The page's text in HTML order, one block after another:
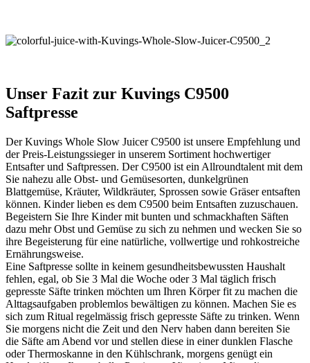
Unser Fazit zur Kuvings C9500
Saftpresse
Der Kuvings Whole Slow Juicer C9500 ist unsere Empfehlung und
der Preis-Leistungssieger in unserem Sortiment hochwertiger
Entsafter und Saftpressen. Der C9500 ist ein Allroundtalent mit dem
Sie nahezu alle Obst- und Gemüsesorten, dunkelgrünen
Blattgemüse, Kräuter, Wildkräuter, Sprossen sowie Gräser entsaften
können. Kinder lieben es dem C9500 beim Entsaften zuzuschauen.
Begeistern Sie Ihre Kinder mit bunten und schmackhaften Säften
dazu mehr Obst und Gemüse zu sich zu nehmen und wecken Sie so
ihre Begeisterung für eine natürliche, vollwertige und rohkostreiche
Ernährungsweise.
Eine Saftpresse sollte in keinem gesundheitsbewussten Haushalt
fehlen, egal, ob Sie 3 Mal die Woche oder 3 Mal täglich frisch
gepresste Säfte trinken möchten um Ihren Körper fit zu machen die
Alttagsaufgaben problemlos bewältigen zu können. Machen Sie es
sich zum Ritual regelmässig frisch gepresste Säfte zu trinken. Wenn
Sie morgens nicht die Zeit und den Nerv haben dann bereiten Sie
die Säfte am Abend vor und stellen diese in einer dunklen Flasche
oder Thermoskanne in den Kühlschrank, morgens genügt ein